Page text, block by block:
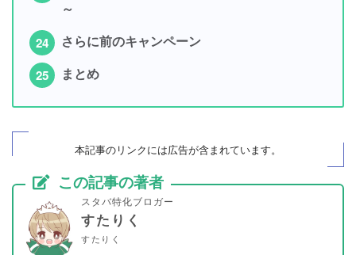
～
さらに前のキャンペーン
まとめ
本記事のリンクには広告が含まれています。
この記事の著者
スタバ特化ブロガー
すたりく
すたりく